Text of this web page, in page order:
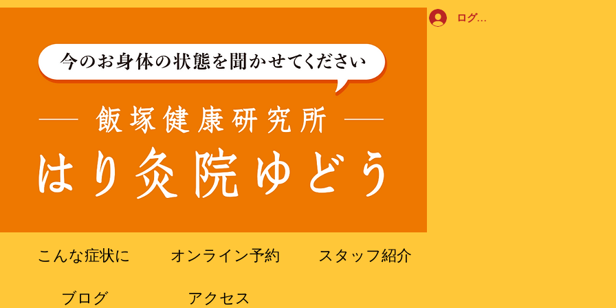
ログイン
こんな症状に オンライン予約 ​スタッフ紹介
ブログ ​アクセス